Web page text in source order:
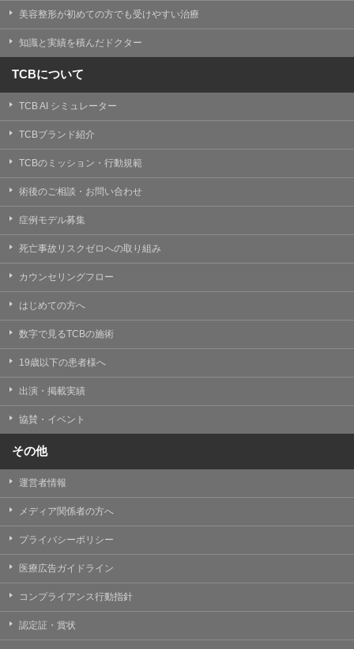
美容整形が初めての方でも受けやすい治療
知識と実績を積んだドクター
TCBについて
TCB AI シミュレーター
TCBブランド紹介
TCBのミッション・行動規範
術後のご相談・お問い合わせ
症例モデル募集
死亡事故リスクゼロへの取り組み
カウンセリングフロー
はじめての方へ
数字で見るTCBの施術
19歳以下の患者様へ
出演・掲載実績
協賛・イベント
その他
運営者情報
メディア関係者の方へ
プライバシーポリシー
医療広告ガイドライン
コンプライアンス行動指針
認定証・賞状